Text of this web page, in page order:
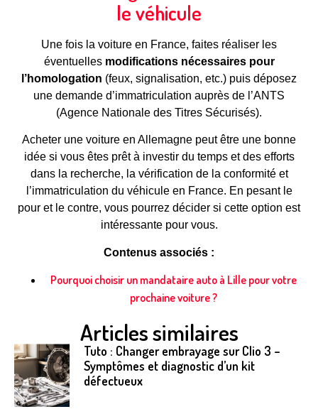
Articles similaires
Tuto : Changer embrayage sur Clio 3 –
Symptômes et diagnostic d’un kit
défectueux
le véhicule
Une fois la voiture en France, faites réaliser les
éventuelles modifications nécessaires pour
l’homologation (feux, signalisation, etc.) puis déposez
une demande d’immatriculation auprès de l’ANTS
(Agence Nationale des Titres Sécurisés).
Acheter une voiture en Allemagne peut être une bonne
idée si vous êtes prêt à investir du temps et des efforts
dans la recherche, la vérification de la conformité et
l’immatriculation du véhicule en France. En pesant le
pour et le contre, vous pourrez décider si cette option est
intéressante pour vous.
Contenus associés :
Pourquoi choisir un mandataire auto à Lille pour votre
prochaine voiture ?